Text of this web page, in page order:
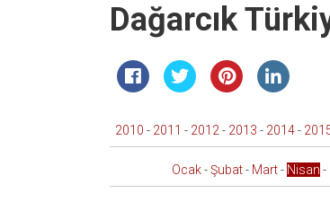
Dağarcık
2010 - 2011 - 2012 - 2013 - 2014-
Ocak-Şubat- Mart- Nisan -